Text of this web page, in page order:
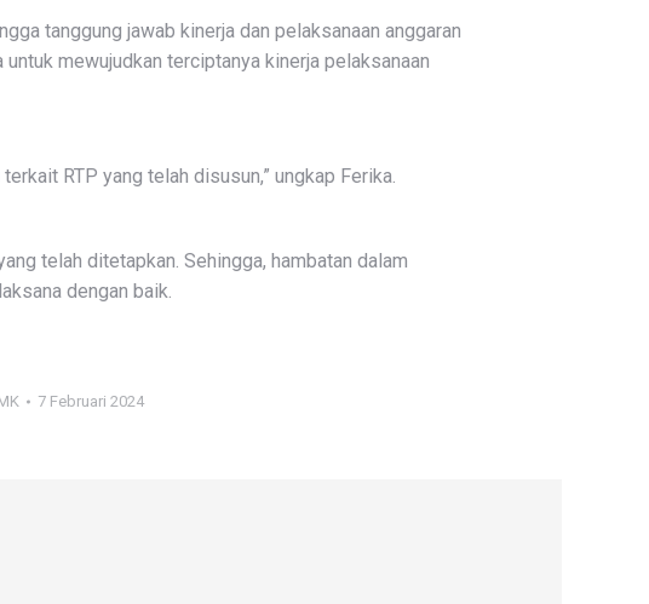
tanggung jawab kinerja dan pelaksanaan anggaran
mewujudkan terciptanya kinerja pelaksanaan
RTP yang telah disusun,” ungkap Ferika.
telah ditetapkan. Sehingga, hambatan dalam
dengan baik.
7 Februari 2024